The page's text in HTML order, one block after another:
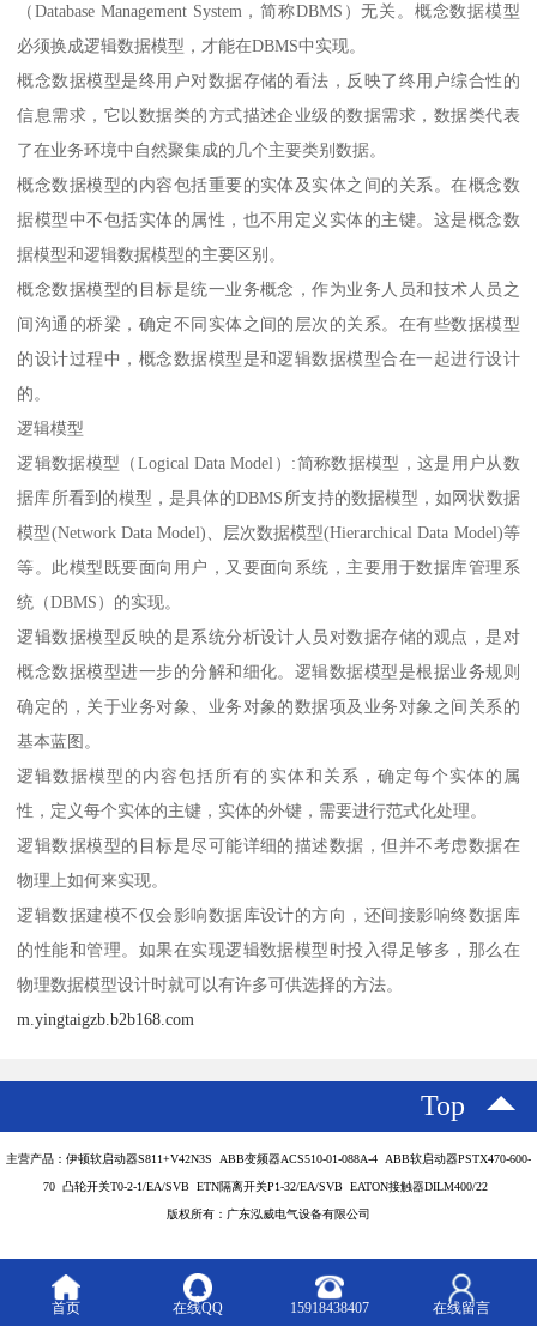
（Database Management System，简称DBMS）无关。概念数据模型
必须换成逻辑数据模型，才能在DBMS中实现。
概念数据模型是终用户对数据存储的看法，反映了终用户综合性的
信息需求，它以数据类的方式描述企业级的数据需求，数据类代表
了在业务环境中自然聚集成的几个主要类别数据。
概念数据模型的内容包括重要的实体及实体之间的关系。在概念数
据模型中不包括实体的属性，也不用定义实体的主键。这是概念数
据模型和逻辑数据模型的主要区别。
概念数据模型的目标是统一业务概念，作为业务人员和技术人员之
间沟通的桥梁，确定不同实体之间的层次的关系。在有些数据模型
的设计过程中，概念数据模型是和逻辑数据模型合在一起进行设计
的。
逻辑模型
逻辑数据模型（Logical Data Model）:简称数据模型，这是用户从数
据库所看到的模型，是具体的DBMS所支持的数据模型，如网状数据
模型(Network Data Model)、层次数据模型(Hierarchical Data Model)等
等。此模型既要面向用户，又要面向系统，主要用于数据库管理系
统（DBMS）的实现。
逻辑数据模型反映的是系统分析设计人员对数据存储的观点，是对
概念数据模型进一步的分解和细化。逻辑数据模型是根据业务规则
确定的，关于业务对象、业务对象的数据项及业务对象之间关系的
基本蓝图。
逻辑数据模型的内容包括所有的实体和关系，确定每个实体的属
性，定义每个实体的主键，实体的外键，需要进行范式化处理。
逻辑数据模型的目标是尽可能详细的描述数据，但并不考虑数据在
物理上如何来实现。
逻辑数据建模不仅会影响数据库设计的方向，还间接影响终数据库
的性能和管理。如果在实现逻辑数据模型时投入得足够多，那么在
物理数据模型设计时就可以有许多可供选择的方法。
m.yingtaigzb.b2b168.com
Top
主营产品：伊顿软启动器S811+V42N3S ABB变频器ACS510-01-088A-4 ABB软启动器PSTX470-600-
70 凸轮开关T0-2-1/EA/SVB ETN隔离开关P1-32/EA/SVB EATON接触器DILM400/22
版权所有：广东泓威电气设备有限公司
首页 在线QQ 15918438407 在线留言